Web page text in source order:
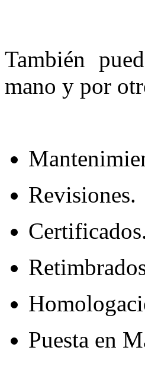
También
mano y por
Revisiones.
Puesta en